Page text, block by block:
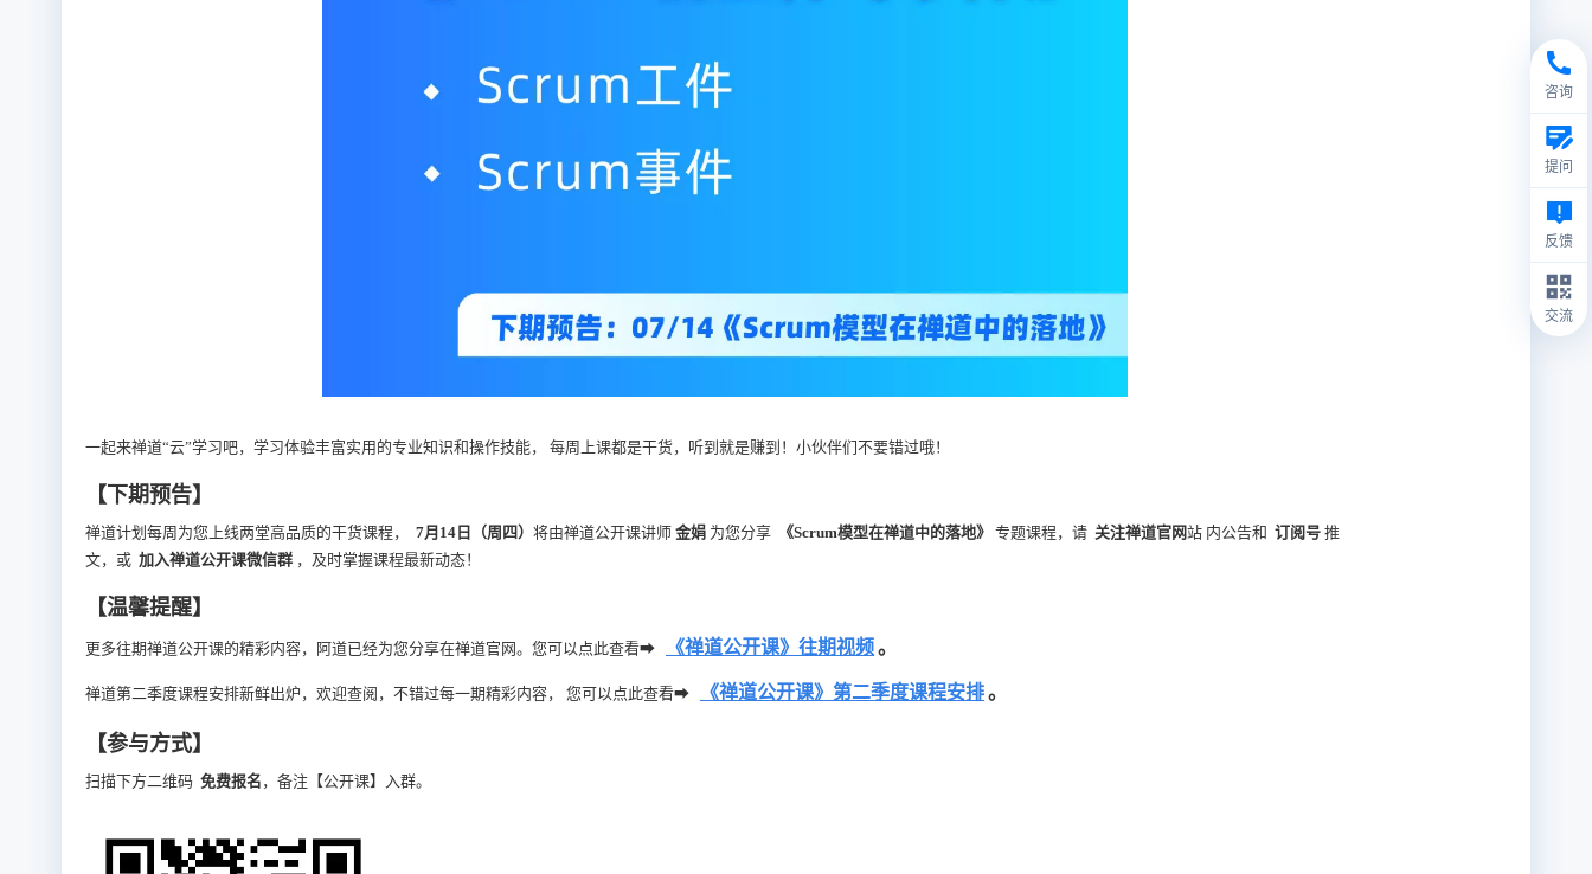
一起来禅道“云”学习吧，学习体验丰富实用的专业知识和操作技能， 每周上课都是干货，听到就是赚到！小伙伴们不要错过哦！
【下期预告】
禅道计划每周为您上线两堂高品质的干货课程， 7月14日（周四） 将由禅道公开课讲师 金娟 为您分享 《Scrum模型在禅道中的落地》 专题课程，请 关注禅道官网站 内公告和 订阅号 推
文，或 加入禅道公开课微信群 ，及时掌握课程最新动态！
【温馨提醒】
更多往期禅道公开课的精彩内容，阿道已经为您分享在禅道官网。您可以点此查看➡ 《禅道公开课》往期视频。
禅道第二季度课程安排新鲜出炉，欢迎查阅，不错过每一期精彩内容， 您可以点此查看➡ 《禅道公开课》第二季度课程安排。
【参与方式】
扫描下方二维码 免费报名 ，备注【公开课】入群。
咨询
提问
反馈
交流